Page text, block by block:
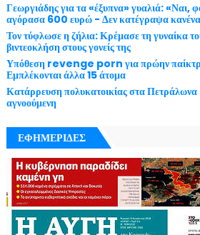
Γεωργιάδης για τα «έξυπνα» γυαλιά:
αγόρασα 600 ευρώ - Δεν κατέγραψα
Τον τύφλωσε η ζήλια: Κρέμασε τη γυναίκα
βιντεοκλήση στους γονείς της
Υπόθεση revenge porn για πρώην
Εμπλέκονται άλλα 15 άτομα
Κατάρρευση πολυκατοικίας στα
αγνοούμενη
ΕΦΗΜΕΡΙΔΕΣ